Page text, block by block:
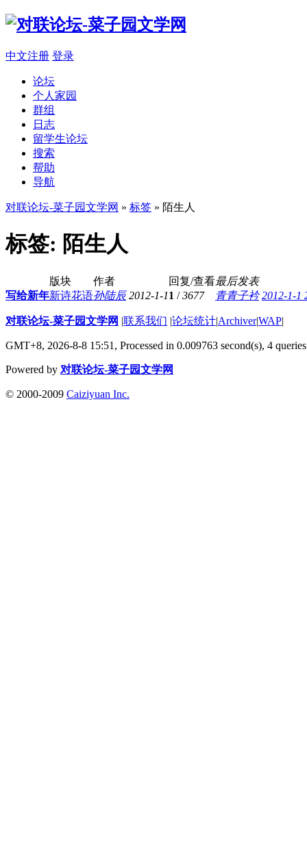
中文注册 登录
论坛
个人家园
群组
日志
留学生论坛
搜索
帮助
导航
对联论坛-菜子园文学网 » 标签 » 陌生人
标签: 陌生人
版块 作者 回复/查看最后发表
写给新年新诗花语孙陆辰 2012-1-11 /3677 青青子衿 2012-1-1
对联论坛-菜子园文学网 |联系我们 |论坛统计|Archiver|WAP|
GMT+8, 2026-8-8 15:51, Processed in 0.009763 second(s), 4
Powered by 对联论坛-菜子园文学网
© 2000-2009 Caiziyuan Inc.